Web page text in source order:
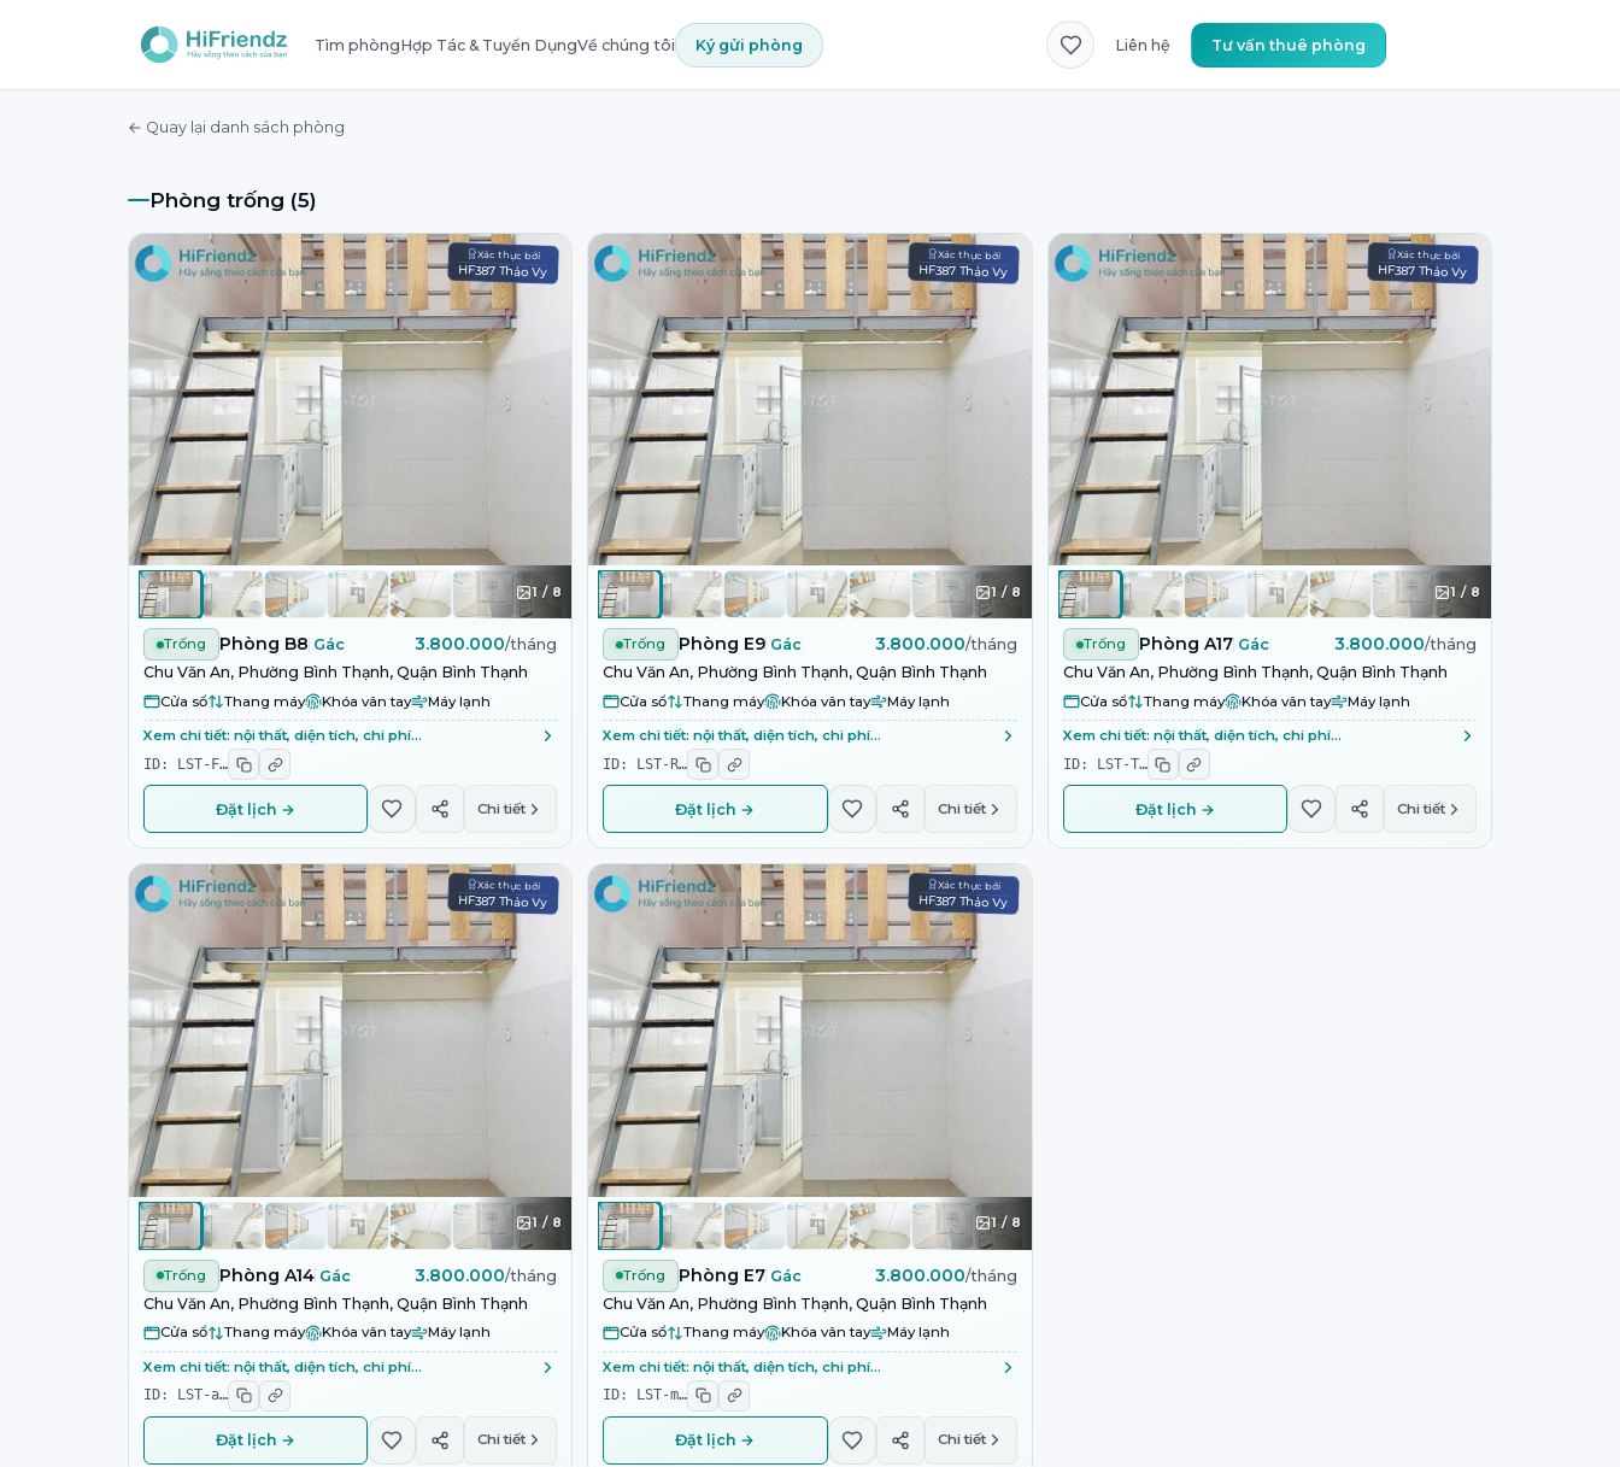
Tìm phòngHợp Tác & Tuyển DụngVề chúng tôi Ký gửi phòng Liên hệ Tư vấn thuê phòng
← Quay lại danh sách phòng
Phòng trống (5)
Xác thực bởi
HF387 Thảo Vy
1/ 8
Trống Phòng B8 Gác 3.800.000/tháng
Chu Văn An, Phường Bình Thạnh, Quận Bình Thạnh
Cửa sổ Thang máy Khóa vân tay Máy lạnh
Xem chi tiết: nội thất, diện tích, chi phí…
ID:
LST-F…
Đặt lịch → Chi tiết
Xác thực bởi
HF387 Thảo Vy
1/ 8
Trống Phòng E9 Gác 3.800.000/tháng
Chu Văn An, Phường Bình Thạnh, Quận Bình Thạnh
Cửa sổ Thang máy Khóa vân tay Máy lạnh
Xem chi tiết: nội thất, diện tích, chi phí…
ID:
LST-R…
Đặt lịch → Chi tiết
Xác thực bởi
HF387 Thảo Vy
1/ 8
Trống Phòng A17 Gác 3.800.000/tháng
Chu Văn An, Phường Bình Thạnh, Quận Bình Thạnh
Cửa sổ Thang máy Khóa vân tay Máy lạnh
Xem chi tiết: nội thất, diện tích, chi phí…
ID:
LST-T…
Đặt lịch → Chi tiết
Xác thực bởi
HF387 Thảo Vy
1/ 8
Trống Phòng A14 Gác 3.800.000/tháng
Chu Văn An, Phường Bình Thạnh, Quận Bình Thạnh
Cửa sổ Thang máy Khóa vân tay Máy lạnh
Xem chi tiết: nội thất, diện tích, chi phí…
ID:
LST-a…
Đặt lịch → Chi tiết
Xác thực bởi
HF387 Thảo Vy
1/ 8
Trống Phòng E7 Gác 3.800.000/tháng
Chu Văn An, Phường Bình Thạnh, Quận Bình Thạnh
Cửa sổ Thang máy Khóa vân tay Máy lạnh
Xem chi tiết: nội thất, diện tích, chi phí…
ID:
LST-m…
Đặt lịch → Chi tiết